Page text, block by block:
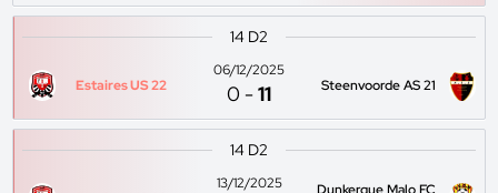
14 D2
Estaires US 22
06/12/2025
0 -11 Steenvoorde AS 21
14 D2
13/12/2025